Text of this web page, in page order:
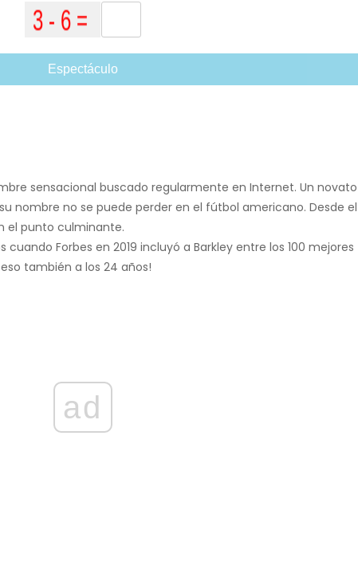
Espectáculo
sensacional buscado regularmente en Internet. Un novato
nombre no se puede perder en el fútbol americano. Desde el
el punto culminante.
Forbes en 2019 incluyó a Barkley entre los 100 mejores
también a los 24 años!
ad